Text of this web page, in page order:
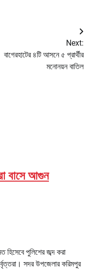
Next:
বাগেরহাটের ৪টি আসনে ৫ প্রার্থীর
মনোনয়ন বাতিল
বাসে আগুন
পুলিশের জব্দ করা
সদর উপজেলার করিমপুর